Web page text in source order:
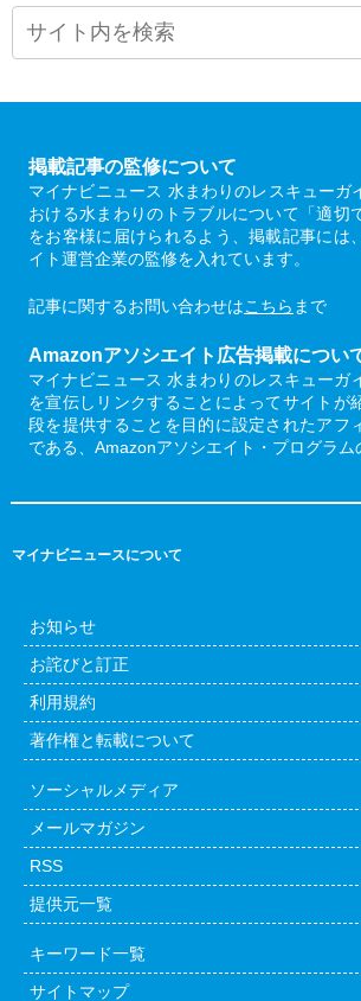
掲載記事の監修について
マイナビニュース 水まわりのレスキューガ
おける水まわりのトラブルについて「適切
をお客様に届けられるよう、掲載記事には
イト運営企業の監修を入れています。
記事に関するお問い合わせはこちら まで
Amazonアソシエイト広告掲載につい
マイナビニュース 水まわりのレスキューガ
を宣伝しリンクすることによってサイトが
段を提供することを目的に設定されたアフ
である、Amazonアソシエイト・プログラム
マイナビニュースについて
お知らせ
お詫びと訂正
利用規約
著作権と転載について
ソーシャルメディア
メールマガジン
RSS
提供元一覧
キーワード一覧
サイトマップ